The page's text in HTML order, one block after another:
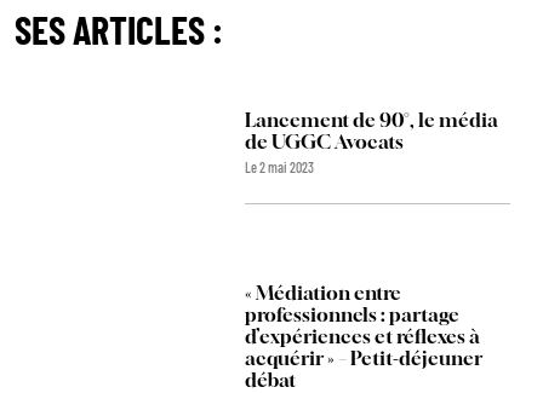
SES ARTICLES :
Lancement de 90°, le média
de UGGC Avocats
Le 2 mai 2023
« Médiation entre
professionnels : partage
d’expériences et réflexes à
acquérir » – Petit-déjeuner
débat